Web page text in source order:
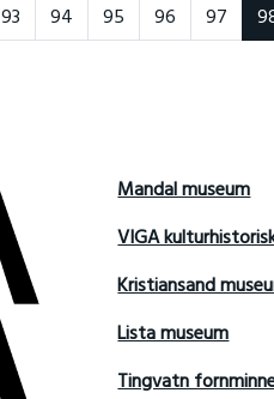
93 94 95 96 97
Mandal museum
VIGA
Kristiansand
Lista museum
Tingvatn